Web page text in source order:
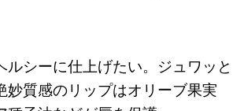
ルシーに仕上げたい。ジュワッと
妙質感のリップはオリーブ果実